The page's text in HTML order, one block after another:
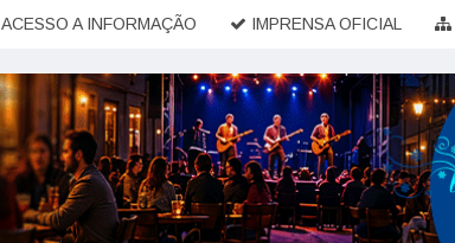
ACESSO A INFORMAÇÃO IMPRENSA OFICIAL